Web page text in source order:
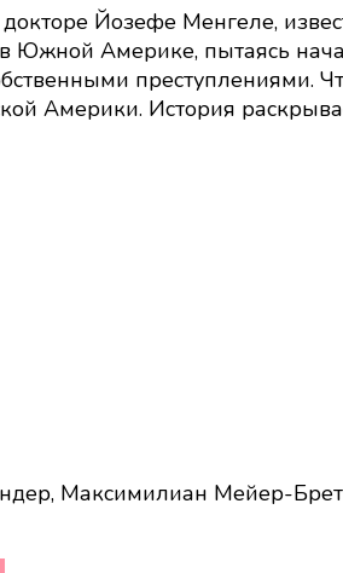
Йозефе Менгеле,
Америке, пытаясь
преступлениями.
Америки. История
Максимилиан Мейер-